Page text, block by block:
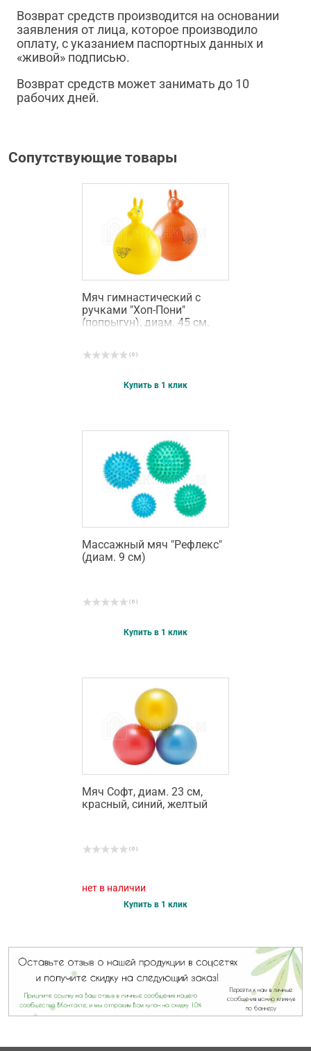
Возврат средств производится на основании
заявления от лица, которое производило
оплату, с указанием паспортных данных и
«живой» подписью.
Возврат средств может занимать до 10
рабочих дней.
Сопутствующие товары
Мяч гимнастический с
ручками "Хоп-Пони"
(попрыгун), диам. 45 см,
( 0 )
Купить в 1 клик
Массажный мяч "Рефлекс"
(диам. 9 см)
( 0 )
Купить в 1 клик
Мяч Софт, диам. 23 см,
красный, синий, желтый
( 0 )
нет в наличии
Купить в 1 клик